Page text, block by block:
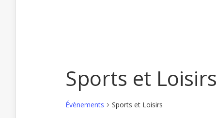
Sports et Loisirs
Évènements Sports et Loisirs